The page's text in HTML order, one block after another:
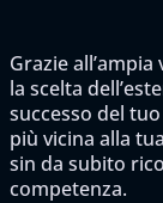
Grazie
la scelta
successo del
più vicina alla
sin da subito
competenza.